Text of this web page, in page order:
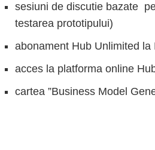
sesiuni de discutie bazate
testarea prototipului)
abonament Hub Unlimited
acces la platforma online
cartea ”Business Model